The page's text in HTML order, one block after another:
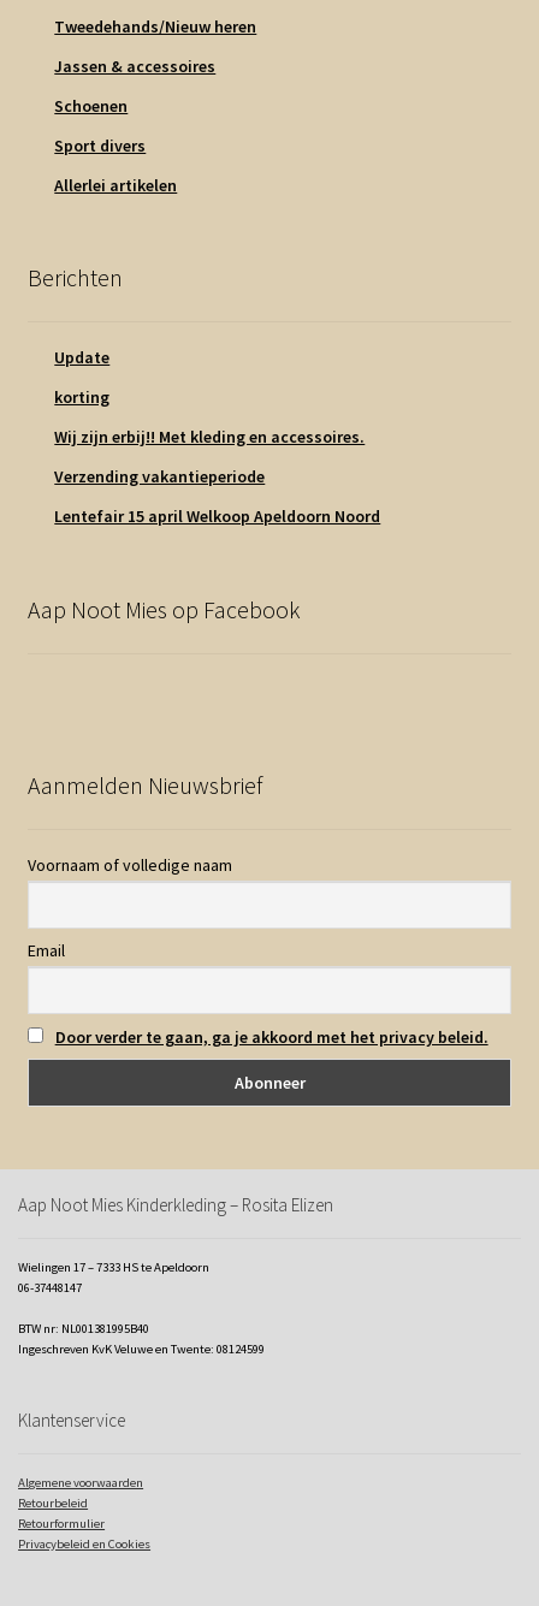
Tweedehands/Nieuw heren
Jassen & accessoires
Schoenen
Sport divers
Allerlei artikelen
Berichten
Update
korting
Wij zijn erbij!! Met kleding en accessoires.
Verzending vakantieperiode
Lentefair 15 april Welkoop Apeldoorn Noord
Aap Noot Mies op Facebook
Aanmelden Nieuwsbrief
Voornaam of volledige naam
Email
Door verder te gaan, ga je akkoord met het privacy beleid.
Aap Noot Mies Kinderkleding – Rosita Elizen
Wielingen 17 – 7333 HS te Apeldoorn
06-37448147
BTW nr: NL001381995B40
Ingeschreven KvK Veluwe en Twente: 08124599
Klantenservice
Algemene voorwaarden
Retourbeleid
Retourformulier
Privacybeleid en Cookies